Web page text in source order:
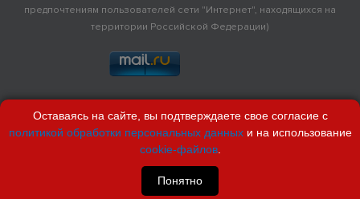
предпочтениям пользователей сети "Интернет", находящихся на
территории Российской Федерации)
Оставаясь на сайте, вы подтверждаете свое согласие с
политикой обработки персональных данныхи на использование
cookie-файлов.
Понятно